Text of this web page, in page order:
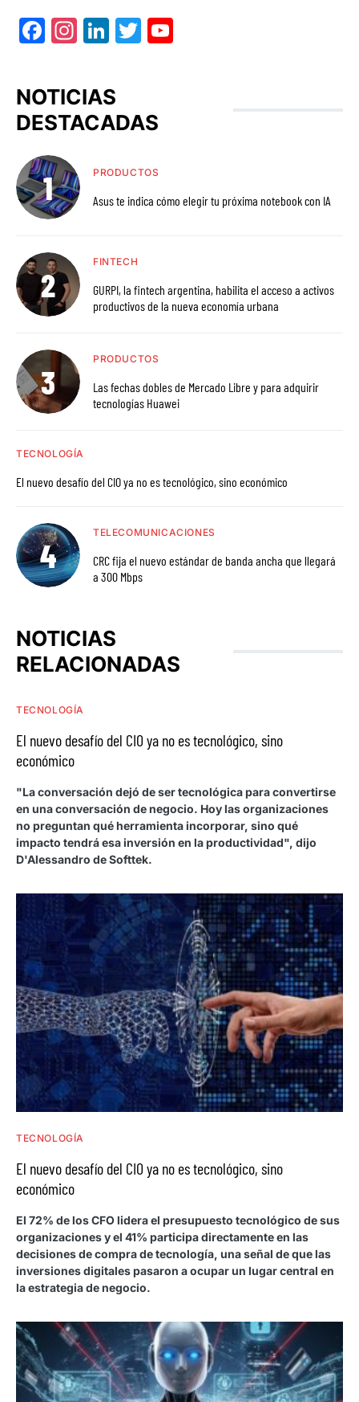
Facebook
Instagram
LinkedIn
Twitter
NOTICIAS
DESTACADAS
PRODUCTOS
Asus te indica cómo elegir tu próxima notebook con IA
FINTECH
GURPI, la fintech argentina, habilita el acceso a activos
productivos de la nueva economía urbana
PRODUCTOS
Las fechas dobles de Mercado Libre y para adquirir
tecnologías Huawei
TECNOLOGÍA
El nuevo desafío del CIO ya no es tecnológico, sino económico
TELECOMUNICACIONES
CRC fija el nuevo estándar de banda ancha que llegará
a 300 Mbps
NOTICIAS
RELACIONADAS
TECNOLOGÍA
El nuevo desafío del CIO ya no es tecnológico, sino
económico
"La conversación dejó de ser tecnológica para convertirse
en una conversación de negocio. Hoy las organizaciones
no preguntan qué herramienta incorporar, sino qué
impacto tendrá esa inversión en la productividad", dijo
D'Alessandro de Softtek.
TECNOLOGÍA
El nuevo desafío del CIO ya no es tecnológico, sino
económico
El 72% de los CFO lidera el presupuesto tecnológico de sus
organizaciones y el 41% participa directamente en las
decisiones de compra de tecnología, una señal de que las
inversiones digitales pasaron a ocupar un lugar central en
la estrategia de negocio.